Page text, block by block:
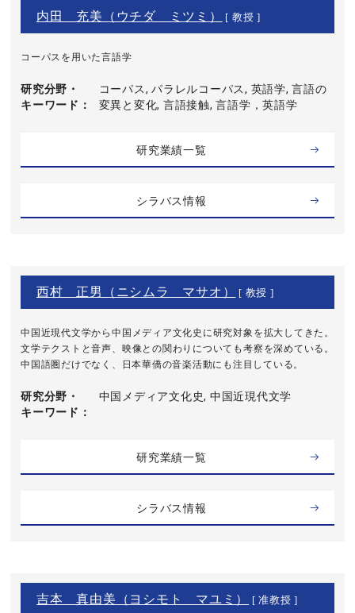
内田 充美（ウチダ ミツミ） [ 教授 ]
コーパスを用いた言語学
研究分野・
キーワード
コーパス, パラレルコーパス, 英語学, 言語の
変異と変化, 言語接触, 言語学，英語学
研究業績一覧
シラバス情報
西村 正男（ニシムラ マサオ） [ 教授 ]
中国近現代文学から中国メディア文化史に研究対象を拡大してきた。
文学テクストと音声、映像との関わりについても考察を深めている。
中国語圏だけでなく、日本華僑の音楽活動にも注目している。
研究分野・
キーワード
中国メディア文化史, 中国近現代文学
研究業績一覧
シラバス情報
吉本 真由美（ヨシモト マユミ） [ 准教授 ]